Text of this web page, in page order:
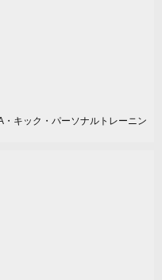
キック・パーソナルトレーニン